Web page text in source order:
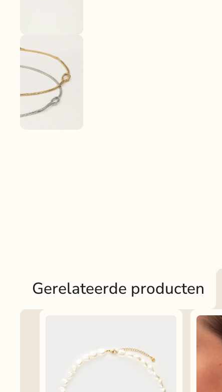
Gerelateerde producten